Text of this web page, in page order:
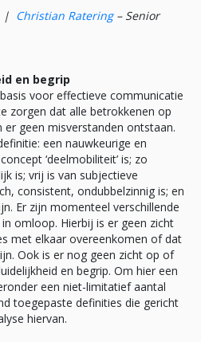
| Christian Ratering– Senior
en begrip
voor effectieve communicatie
zorgen dat alle betrokkenen op
geen misverstanden ontstaan.
een nauwkeurige en
‘deelmobiliteit’ is; zo
is; vrij is van subjectieve
consistent, ondubbelzinnig is; en
Er zijn momenteel verschillende
in omloop. Hierbij is er geen zicht
met elkaar overeenkomen of dat
Ook is er nog geen zicht op of
en begrip. Om hier een
een niet-limitatief aantal
toegepaste definities die gericht
hiervan.